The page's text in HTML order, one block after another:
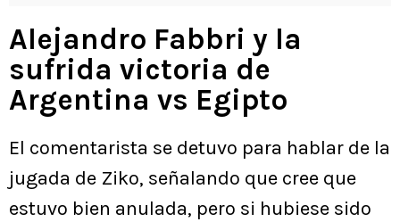
Alejandro Fabbri y la
sufrida victoria de
Argentina vs Egipto
El comentarista se detuvo para hablar de la
jugada de Ziko, señalando que cree que
estuvo bien anulada, pero si hubiese sido